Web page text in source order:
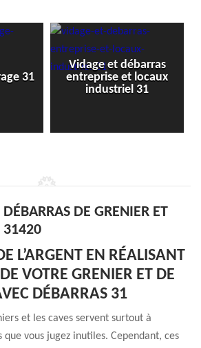
Vidage et débarras
entreprise et locaux
industriel 31
DE GRENIER ET
31420
L’ARGENT EN RÉALISANT
VOTRE GRENIER ET DE
DÉBARRAS 31
et les caves servent surtout à
que vous jugez inutiles. Cependant, ces